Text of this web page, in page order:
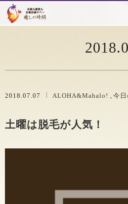
トピックス
2018.07.07 ALOHA&Mahalo! 今
土曜は脱毛が人気！